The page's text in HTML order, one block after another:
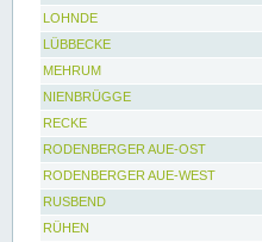
LOHNDE
LÜBBECKE
MEHRUM
NIENBRÜGGE
RECKE
RODENBERGER AUE-OST
RODENBERGER AUE-WEST
RUSBEND
RÜHEN